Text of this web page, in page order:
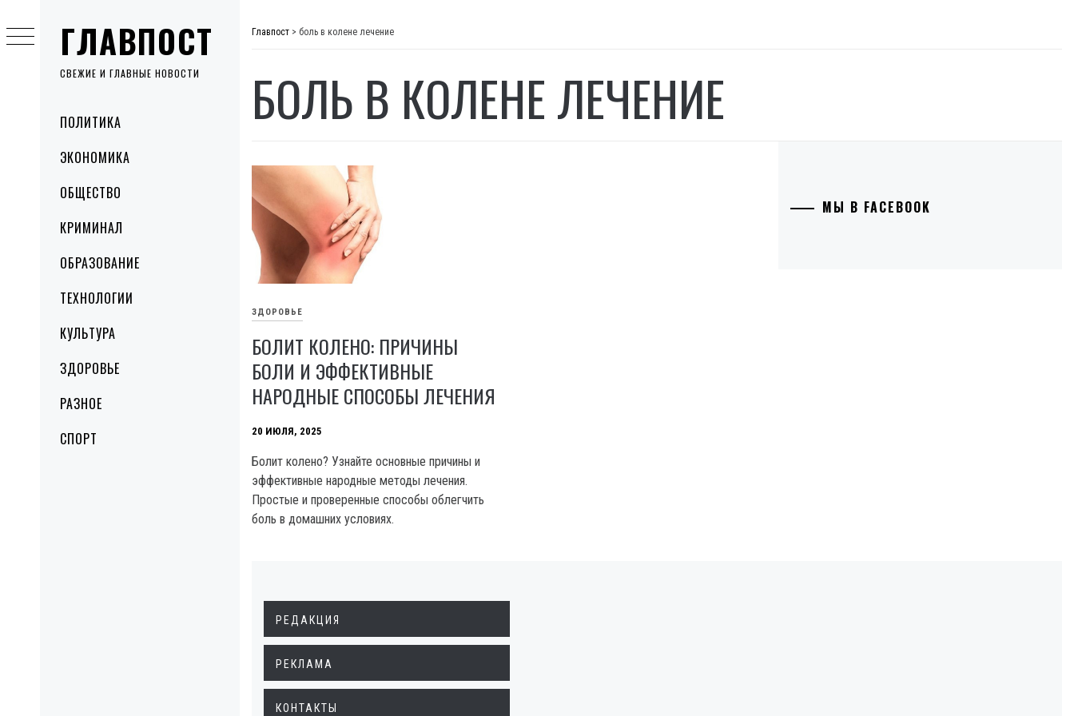
ГЛАВПОСТ
СВЕЖИЕ И ГЛАВНЫЕ НОВОСТИ
MenuПОЛИТИКА
ЭКОНОМИКА
ОБЩЕСТВО
КРИМИНАЛ
ОБРАЗОВАНИЕ
ТЕХНОЛОГИИ
КУЛЬТУРА
ЗДОРОВЬЕ
РАЗНОЕ
СПОРТ
to
content
Главпост > боль в колене лечение
БОЛЬ В КОЛЕНЕ ЛЕЧЕНИЕ
ЗДОРОВЬЕ
БОЛИТ КОЛЕНО: ПРИЧИНЫ
БОЛИ И ЭФФЕКТИВНЫЕ
НАРОДНЫЕ СПОСОБЫ ЛЕЧЕНИЯ
20 ИЮЛЯ, 2025
Болит колено? Узнайте основные причины и
эффективные народные методы лечения.
Простые и проверенные способы облегчить
боль в домашних условиях.
МЫ В FACEBOOK
РЕДАКЦИЯ
РЕКЛАМА
КОНТАКТЫ